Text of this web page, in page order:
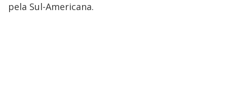
pela Sul-Americana.